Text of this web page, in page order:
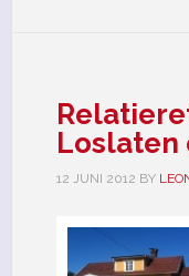
Loslaten
12 JUNI 2012 BY